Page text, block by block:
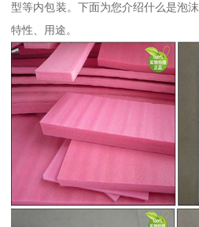
型等内包装。下面为您介绍什么是泡
特性、用途。